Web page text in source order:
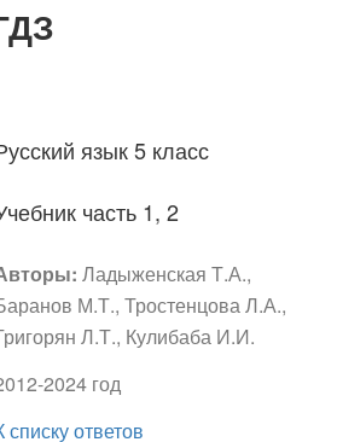
язык 5 класс
часть 1, 2
Ладыженская Т.А.,
М.Т., Тростенцова Л.А.,
Л.Т., Кулибаба И.И.
2024 год
списку ответов